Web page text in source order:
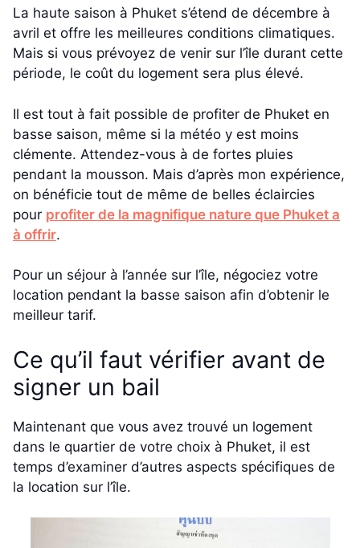
La haute saison à Phuket s’étend de décembre à
avril et offre les meilleures conditions climatiques.
Mais si vous prévoyez de venir sur l’île durant cette
période, le coût du logement sera plus élevé.
Il est tout à fait possible de profiter de Phuket en
basse saison, même si la météo y est moins
clémente. Attendez-vous à de fortes pluies
pendant la mousson. Mais d’après mon expérience,
on bénéficie tout de même de belles éclaircies
pour profiter de la magnifique nature que Phuket a
à offrir.
Pour un séjour à l’année sur l’île, négociez votre
location pendant la basse saison afin d’obtenir le
meilleur tarif.
Ce qu’il faut vérifier avant de
signer un bail
Maintenant que vous avez trouvé un logement
dans le quartier de votre choix à Phuket, il est
temps d’examiner d’autres aspects spécifiques de
la location sur l’île.